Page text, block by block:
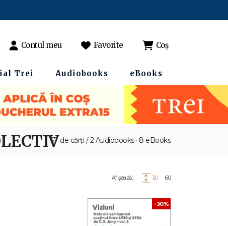
Contul meu Favorite Coș
Trei Audiobooks eBooks
67 de cărți / 2 Audiobooks · 8 eBooks
Afișează: 30 60
-30%